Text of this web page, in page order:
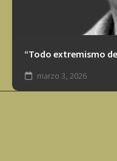
“Todo extremismo
marzo 3, 2026